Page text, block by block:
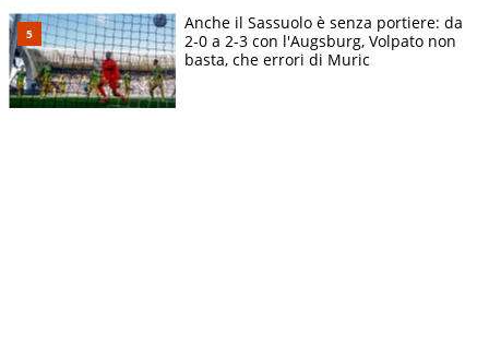
Anche il Sassuolo è senza portiere: da
2-0 a 2-3 con l'Augsburg, Volpato non
basta, che errori di Muric